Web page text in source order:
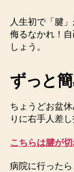
人生初で「腱
侮るなかれ！
しょう。
ずっと
ちょうどお盆
りに右手人差
こちらは腱が
病院に行った